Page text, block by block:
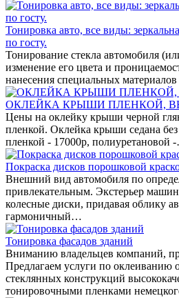
Тонировка авто, все виды:
по госту.
Тонирование стекла автомобиля
изменение его цвета и
нанесения специальных
ОКЛЕЙКА КРЫШИ ПЛЕНКОЙ,
Цены на оклейку крыши черной
пленкой. Оклейка крыши седана
пленкой - 17000р, полиуретановой
Покраска дисков порошковой
Внешний вид автомобиля по
привлекательным. Экстерьер
колесные диски, придавая облику
гармоничный…
Тонировка фасадов зданий
Вниманию владельцев компаний,
Предлагаем услуги по оклеиванию
стеклянных конструкций
тонировочными пленками